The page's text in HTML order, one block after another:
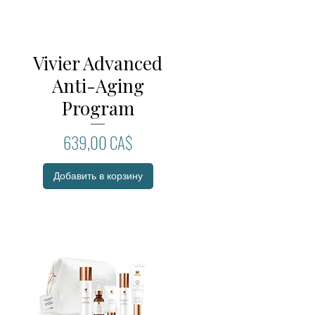
Быстрый просмотр
Vivier Advanced
Anti-Aging
Program
Цена
639,00 CA$
Добавить в корзину